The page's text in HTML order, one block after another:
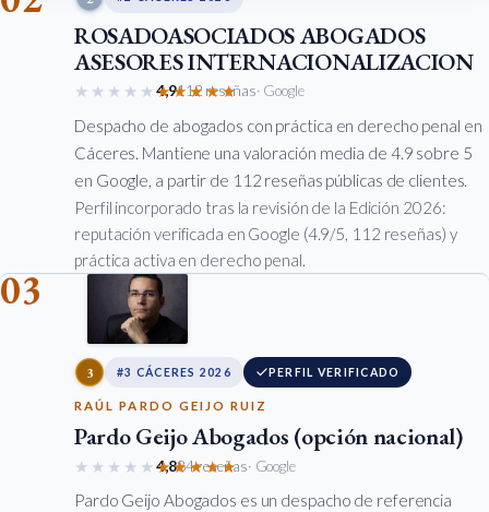
ROSADOASOCIADOS ABOGADOS
ASESORES INTERNACIONALIZACION
★★★★★★★★★★
4,9112 reseñas· Google
Despacho de abogados con práctica en derecho penal en
Cáceres. Mantiene una valoración media de 4.9 sobre 5
en Google, a partir de 112 reseñas públicas de clientes.
Perfil incorporado tras la revisión de la Edición 2026:
reputación verificada en Google (4.9/5, 112 reseñas) y
práctica activa en derecho penal.
03
3 #3 CÁCERES 2026 PERFIL VERIFICADO
RAÚL PARDO GEIJO RUIZ
Pardo Geijo Abogados (opción nacional)
★★★★★★★★★★
4,884 reseñas· Google
Pardo Geijo Abogados es un despacho de referencia